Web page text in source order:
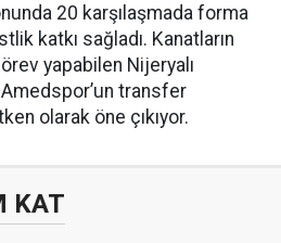
20 karşılaşmada forma
katkı sağladı. Kanatların
yapabilen Nijeryalı
transfer
olarak öne çıkıyor.
KAT